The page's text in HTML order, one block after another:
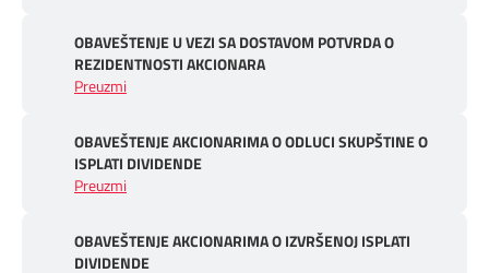
OBAVEŠTENJE U VEZI SA DOSTAVOM POTVRDA O
REZIDENTNOSTI AKCIONARA
Preuzmi
OBAVEŠTENJE AKCIONARIMA O ODLUCI SKUPŠTINE O
ISPLATI DIVIDENDE
Preuzmi
OBAVEŠTENJE AKCIONARIMA O IZVRŠENOJ ISPLATI
DIVIDENDE